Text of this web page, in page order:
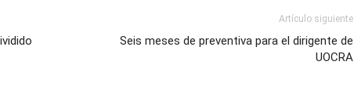
Artículo siguiente
Seis meses de preventiva para el dirigente de
UOCRA